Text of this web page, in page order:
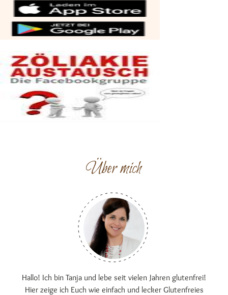
Über mich
Hallo! Ich bin Tanja und lebe seit vielen Jahren glutenfrei!
Hier zeige ich Euch wie einfach und lecker Glutenfreies